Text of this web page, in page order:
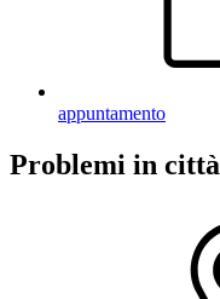
appuntamento
Problemi in città